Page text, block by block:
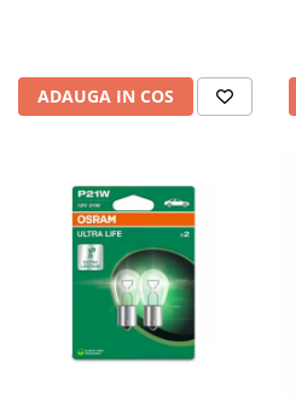
Accesorii Auto
Accesorii telefoane mobile
Cabluri si adaptoare telefoane
Echipamente Service
Huse Auto
Incarcatoare telefoane mobile
Parasolare Auto
ADAUGA IN COS